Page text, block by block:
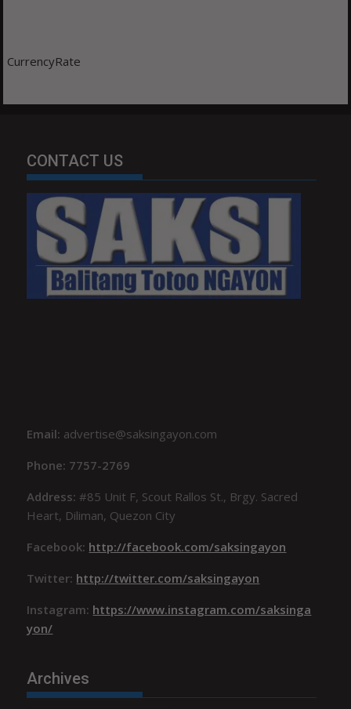
CurrencyRate
CONTACT US
Email: advertise@saksingayon.com
Phone: 7757-2769
Address:#85 Unit F, Scout Rallos St., Brgy. Sacred
Heart, Diliman, Quezon City
Facebook: http://facebook.com/saksingayon
Twitter: http://twitter.com/saksingayon
Instagram: https://www.instagram.com/saksinga
yon/
Archives